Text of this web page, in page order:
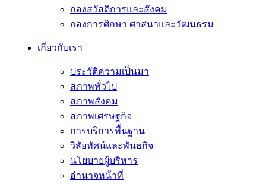
กองสวัสดิการและสังคม
กองการศึกษา ศาสนาและวัฒนธรม
เกี่ยวกับเรา
ประวัติความเป็นมา
สภาพทั่วไป
สภาพสังคม
สภาพเศรษฐกิจ
การบริการพื้นฐาน
วิสัยทัศน์และพันธกิจ
นโยบายผู้บริหาร
อํานาจหน้าที่